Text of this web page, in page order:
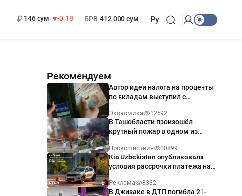
146 сум
-0.18
БРВ 412 000 сум Ру
Рекомендуем
Автор идеи налога на проценты
по вкладам выступил с
Экономика 12592
В Ташобласти произошёл
крупный пожар в одном из
Происшествия 10899
Kia Uzbekistan опубликовала
условия рассрочки платежа на
годовых
Реклама 8382
В Джизаке в ДТП погибла 21-